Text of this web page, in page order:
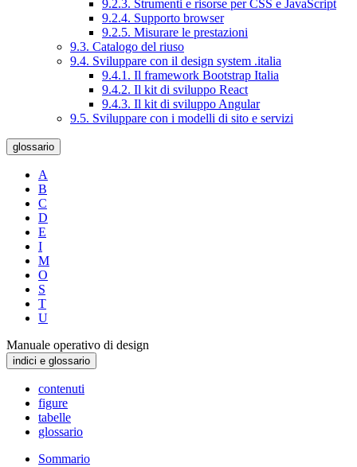
9.2.3. Strumenti e risorse per CSS e JavaScript
9.2.4. Supporto browser
9.2.5. Misurare le prestazioni
9.3. Catalogo del riuso
9.4. Sviluppare con il design system .italia
9.4.1. Il framework Bootstrap Italia
9.4.2. Il kit di sviluppo React
9.4.3. Il kit di sviluppo Angular
9.5. Sviluppare con i modelli di sito e servizi
glossario
A
B
C
D
E
I
M
O
S
T
U
Manuale operativo di design
indici e glossario
contenuti
figure
tabelle
glossario
Sommario